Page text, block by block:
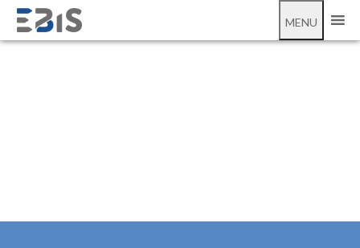
MENU
14th Power BI and Microsoft Fabric Users' Meeting